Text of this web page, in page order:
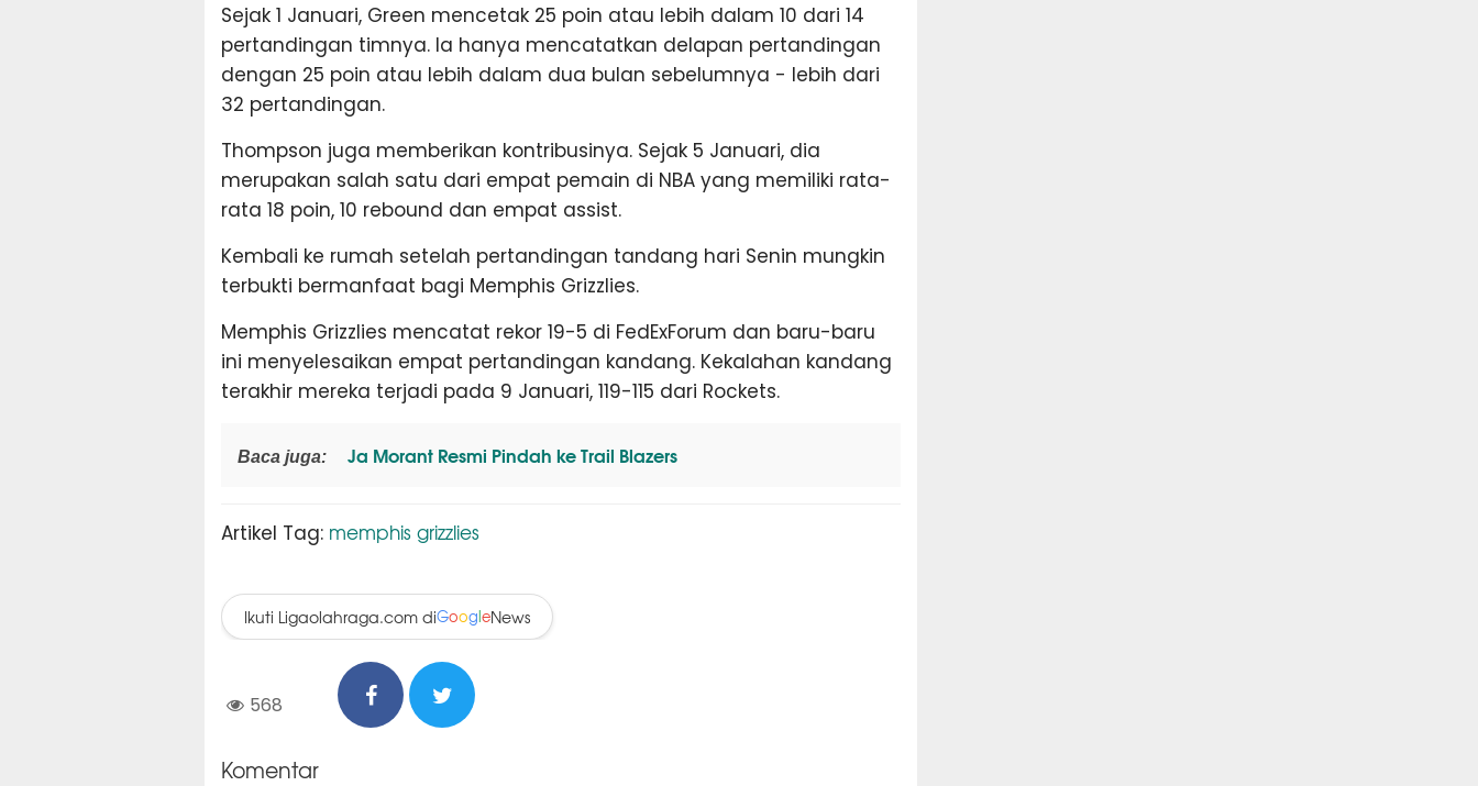
Sejak 1 Januari, Green mencetak 25 poin atau lebih dalam 10 dari 14
pertandingan timnya. Ia hanya mencatatkan delapan pertandingan
dengan 25 poin atau lebih dalam dua bulan sebelumnya - lebih dari
32 pertandingan.
Thompson juga memberikan kontribusinya. Sejak 5 Januari, dia
merupakan salah satu dari empat pemain di NBA yang memiliki rata-
rata 18 poin, 10 rebound dan empat assist.
Kembali ke rumah setelah pertandingan tandang hari Senin mungkin
terbukti bermanfaat bagi Memphis Grizzlies.
Memphis Grizzlies mencatat rekor 19-5 di FedExForum dan baru-baru
ini menyelesaikan empat pertandingan kandang. Kekalahan kandang
terakhir mereka terjadi pada 9 Januari, 119-115 dari Rockets.
Baca juga: Ja Morant Resmi Pindah ke Trail Blazers
Artikel Tag: memphis grizzlies
Ikuti Ligaolahraga.com diGoogleNews
568
Komentar